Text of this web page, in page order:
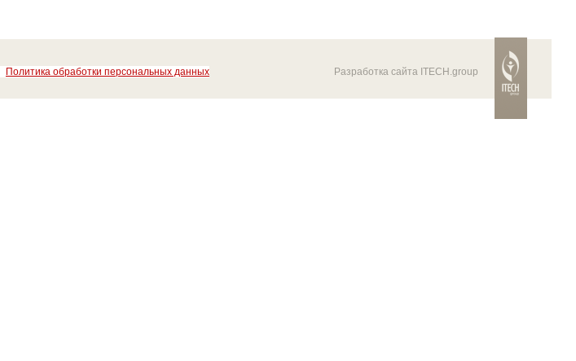
Политика обработки персональных данных Разработка сайта ITECH.group